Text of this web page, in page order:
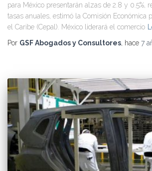
para México presentarán alzas de 2.8 y 0.5%,
tasas anuales, estimó la Comisión Económica
el Caribe (Cepal). México liderará el comercio
Por GSF Abogados y Consultores, hace 7